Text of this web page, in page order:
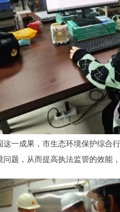
这一成果，市生态环境保护综合
问题，从而提高执法监管的效能